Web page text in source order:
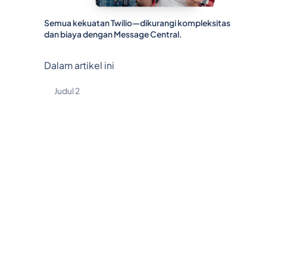
Semua kekuatan Twilio—dikurangi kompleksitas
dan biaya dengan Message Central.
Dalam artikel ini
Judul 2